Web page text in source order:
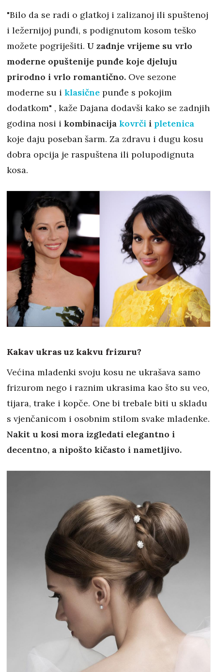
"Bilo da se radi o glatkoj i zalizanoj ili spuštenoj
i ležernijoj punđi, s podignutom kosom teško
možete pogriješiti. U zadnje vrijeme su vrlo
moderne opuštenije punđe koje djeluju
prirodno i vrlo romantično. Ove sezone
moderne su i klasične punđe s pokojim
dodatkom" , kaže Dajana dodavši kako se zadnjih
godina nosi i kombinacija kovrči i pletenica
koje daju poseban šarm. Za zdravu i dugu kosu
dobra opcija je raspuštena ili polupodignuta
kosa.
Kakav ukras uz kakvu frizuru?
Većina mladenki svoju kosu ne ukrašava samo
frizurom nego i raznim ukrasima kao što su veo,
tijara, trake i kopče. One bi trebale biti u skladu
s vjenčanicom i osobnim stilom svake mladenke.
Nakit u kosi mora izgledati elegantno i
decentno, a nipošto kičasto i nametljivo.